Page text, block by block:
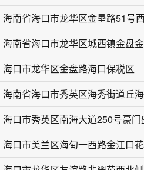
海南省海口市龙华区城西镇金盘
海口市龙华区金盘路海口保税区